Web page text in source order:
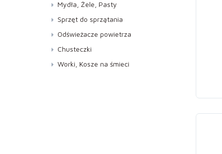
WC i Sanitariaty
Rękawice
Pranie
Zmywanie
Mydła, Żele, Pasty
Mydła
Pasty
Żele
Sprzęt do sprzątania
Kije, Stelaże, Mopy
Miotełki do kurzu
Miotły,Ściągaczki do podłóg
Odświeżacze powietrza
Neutralizatory
Pod ciśnieniem
Chusteczki
Worki, Kosze na śmieci